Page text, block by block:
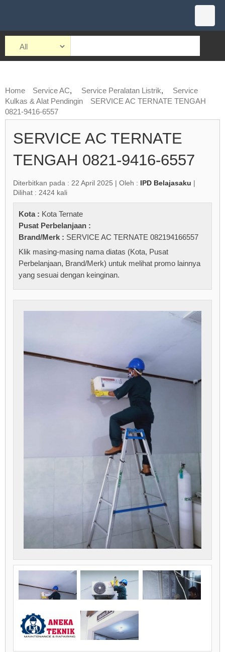
Home Service AC, Service Peralatan Listrik,
Service
Kulkas & Alat Pendingin
SERVICE AC TERNATE TENGAH
0821-9416-6557
SERVICE AC TERNATE
TENGAH 0821-9416-6557
Diterbitkan pada : 22 April 2025 | Oleh : IPD Belajasaku |
Dilihat : 2424 kali
Kota : Kota Ternate
Pusat Perbelanjaan :
Brand/Merk : SERVICE AC TERNATE 082194166557
Klik masing-masing nama diatas (Kota, Pusat
Perbelanjaan, Brand/Merk) untuk melihat promo lainnya
yang sesuai dengan keinginan.